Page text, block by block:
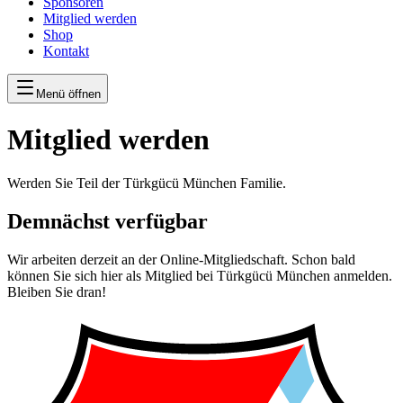
Mitglied werden
Shop
Kontakt
Menü öffnen
Mitglied werden
Werden Sie Teil der Türkgücü München Familie.
Demnächst verfügbar
Wir arbeiten derzeit an der Online-Mitgliedschaft. Schon bald
können Sie sich hier als Mitglied bei Türkgücü München anmelden.
Bleiben Sie dran!